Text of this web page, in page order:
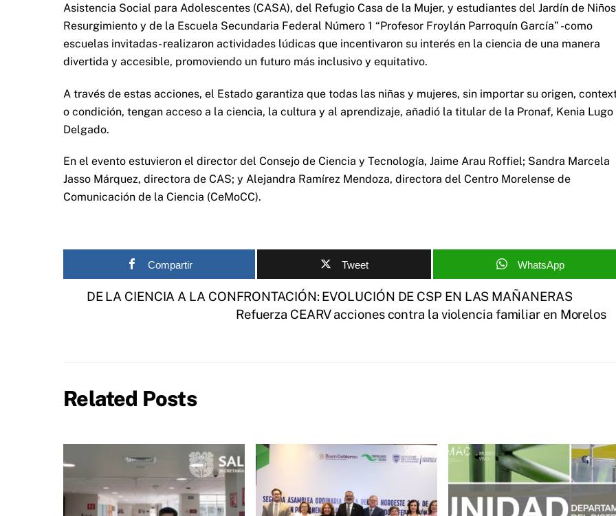
Asistencia Social para Adolescentes (CASA), del Refugio Casa de la Mujer, y estudiantes del Jardín de Niños
Resurgimiento y de la Escuela Secundaria Federal Número 1 “Profesor Froylán Parroquín García” -como
escuelas invitadas- realizaron actividades lúdicas que incentivaron su interés en la ciencia de una manera
divertida y accesible, promoviendo un futuro más inclusivo y equitativo.
A través de estas acciones, el Estado garantiza que todas las niñas y mujeres, sin importar su origen,
o condición, tengan acceso a la ciencia, la cultura y al aprendizaje, añadió la titular de la Pronaf, Kenia Lugo
Delgado.
En el evento estuvieron el director del Consejo de Ciencia y Tecnología, Jaime Arau Roffiel; Sandra Marcela
Jasso Márquez, directora de CAS; y Alejandra Ramírez Mendoza, directora del Centro Morelense de
Comunicación de la Ciencia (CeMoCC).
Compartir Tweet WhatsApp
DE LA CIENCIA A LA CONFRONTACIÓN: EVOLUCIÓN DE CSP EN LAS MAÑANERAS
Refuerza CEARV acciones contra la violencia familiar en Morelos
Related Posts